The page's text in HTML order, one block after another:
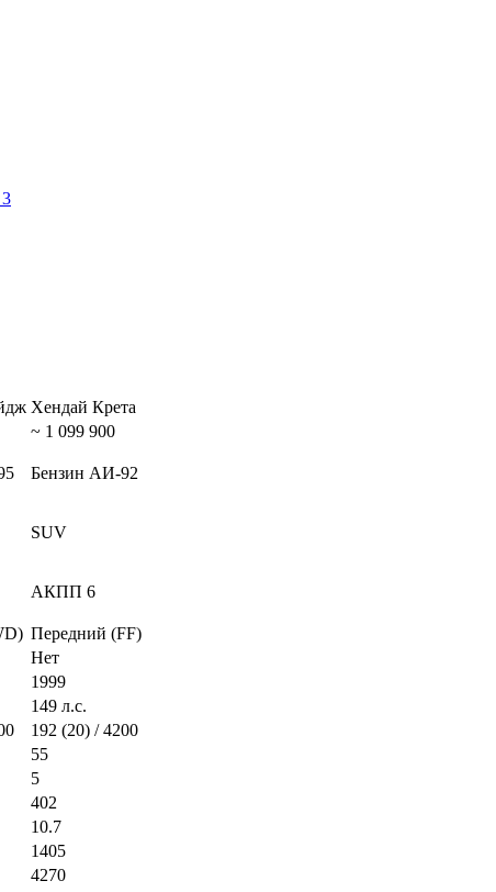
Хендай Крета
~ 1 099 900
Бензин АИ-92
SUV
АКПП 6
Передний (FF)
Нет
1999
149 л.с.
192 (20) / 4200
55
5
402
10.7
1405
4270